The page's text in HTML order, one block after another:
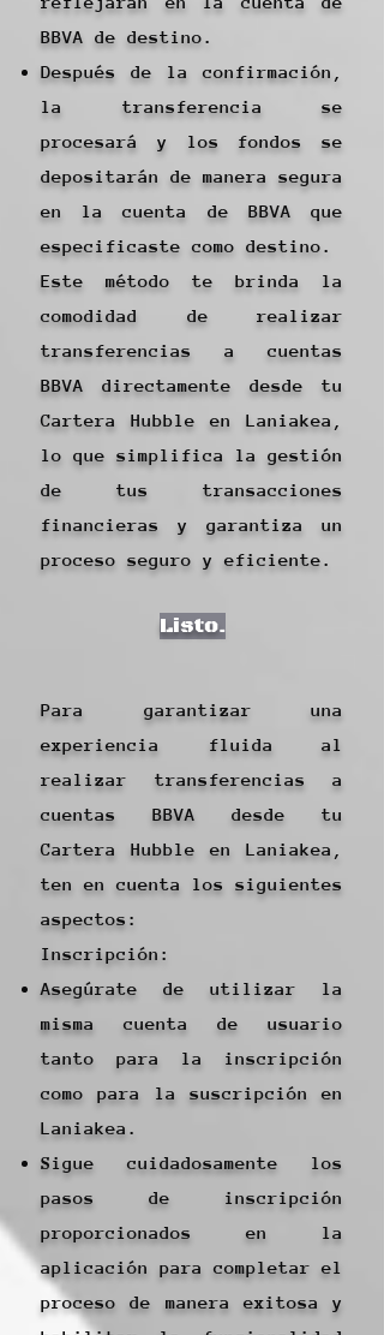
BBVA de destino.
Después de la confirmación,
la transferencia se
procesará y los fondos se
depositarán de manera segura
en la cuenta de BBVA que
especificaste como destino.
Este método te brinda la
comodidad de realizar
transferencias a cuentas
BBVA directamente desde tu
Cartera Hubble en Laniakea,
lo que simplifica la gestión
de tus transacciones
financieras y garantiza un
proceso seguro y eficiente.
Listo.
Para garantizar una
experiencia fluida al
realizar transferencias a
cuentas BBVA desde tu
Cartera Hubble en Laniakea,
ten en cuenta los siguientes
aspectos:
Inscripción:
Asegúrate de utilizar la
misma cuenta de usuario
tanto para la inscripción
como para la suscripción en
Laniakea.
Sigue cuidadosamente los
pasos de inscripción
proporcionados en la
aplicación para completar el
proceso de manera exitosa y